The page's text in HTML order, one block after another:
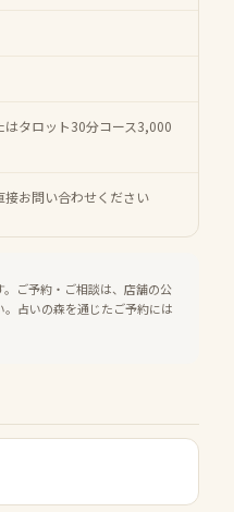
はタロット30分コース3,000
接お問い合わせください
ご予約・ご相談は、店舗の公
占いの森を通じたご予約には